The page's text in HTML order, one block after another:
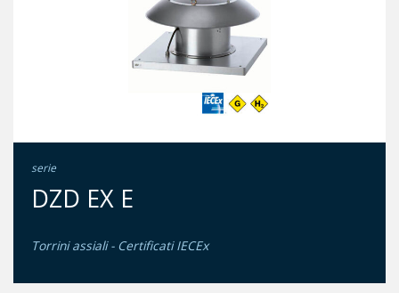
serie
DZD EX E
Torrini assiali - Certificati IECEx